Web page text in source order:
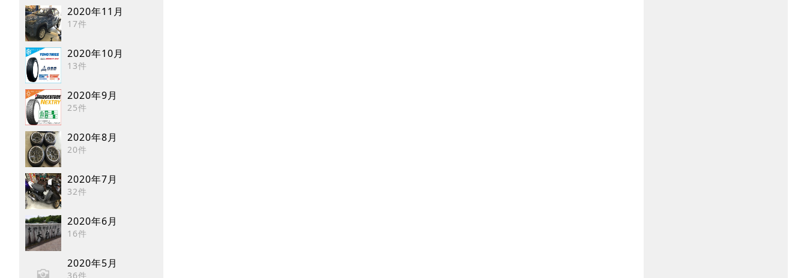
2020年11月
17件
2020年10月
13件
2020年9月
25件
2020年8月
20件
2020年7月
32件
2020年6月
16件
2020年5月
36件